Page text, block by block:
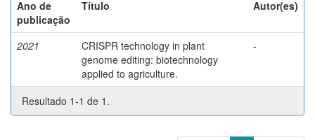
Ano de
publicação
Título Autor(es)
2021
CRISPR technology in plant
genome editing: biotechnology
applied to agriculture.
-
Resultado 1-1 de 1.